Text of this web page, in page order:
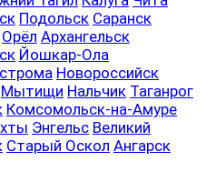
Подольск Саранск
Орёл Архангельск
Йошкар-Ола
Новороссийск
Мытищи Нальчик Таганрог
Комсомольск-на-Амуре
Энгельс Великий
Старый Оскол Ангарск